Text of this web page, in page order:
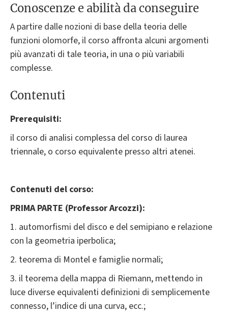
Conoscenze e abilità da conseguire
A partire dalle nozioni di base della teoria delle
funzioni olomorfe, il corso affronta alcuni argomenti
più avanzati di tale teoria, in una o più variabili
complesse.
Contenuti
Prerequisiti:
il corso di analisi complessa del corso di laurea
triennale, o corso equivalente presso altri atenei.
Contenuti del corso:
PRIMA PARTE (Professor Arcozzi):
1. automorfismi del disco e del semipiano e relazione
con la geometria iperbolica;
2. teorema di Montel e famiglie normali;
3. il teorema della mappa di Riemann, mettendo in
luce diverse equivalenti definizioni di semplicemente
connesso, l’indice di una curva, ecc.;